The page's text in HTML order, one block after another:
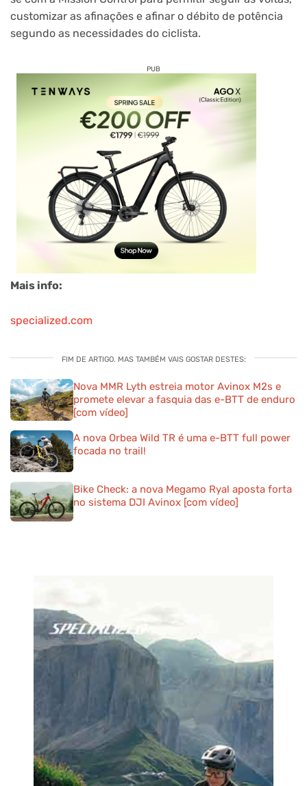
customizar as afinações e afinar o débito de potência
segundo as necessidades do ciclista.
PUB
Mais info:
specialized.com
FIM DE ARTIGO. MAS TAMBÉM VAIS GOSTAR DESTES:
Nova MMR Lyth estreia motor Avinox M2s e
promete elevar a fasquia das e-BTT de enduro
[com vídeo]
A nova Orbea Wild TR é uma e-BTT full power
focada no trail!
Bike Check: a nova Megamo Ryal aposta forta
no sistema DJI Avinox [com vídeo]